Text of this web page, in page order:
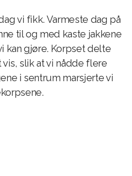
vi fikk. Varmeste dag på
til og med kaste jakkene
kan gjøre. Korpset delte
slik at vi nådde flere
i sentrum marsjerte vi